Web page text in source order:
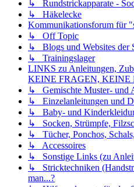
↳ Rundstrickapparate -
↳ Häkelecke
Kommunikationsforum für
↳ Off Topic
↳ Blogs und Websites der
↳ Trainingslager
LINKS zu Anleitungen,
KEINE FRAGEN,
↳ Gemischte Muster- und
↳ Einzelanleitungen und
↳ Baby- und
↳ Socken, Strümpfe,
↳ Tücher, Ponchos,
↳ Accessoires
↳ Sonstige Links (zu
↳ Stricktechniken
man...?